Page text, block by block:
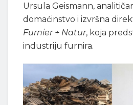
Ursula Geismann,
domaćinstvo i izvršna
Furnier + Natur, koja
industriju furnira.